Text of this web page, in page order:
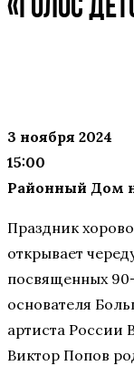
«ГОЛОС
3 ноября 2024
15:00
Районный Дом
Праздник
открывает
посвященных
основателя
артиста России
Виктор Попов